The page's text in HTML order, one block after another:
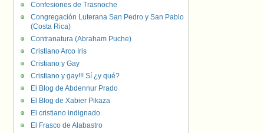
Confesiones de Trasnoche
Congregación Luterana San Pedro y San Pablo
(Costa Rica)
Contranatura (Abraham Puche)
Cristiano Arco Iris
Cristiano y Gay
Cristiano y gay!!! Sí ¿y qué?
El Blog de Abdennur Prado
El Blog de Xabier Pikaza
El cristiano indignado
El Frasco de Alabastro